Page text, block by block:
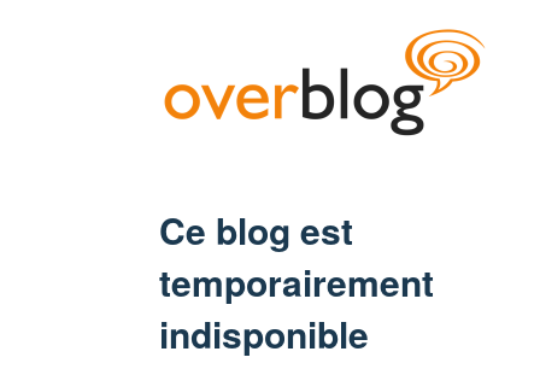
Ce blog est
temporairement
indisponible